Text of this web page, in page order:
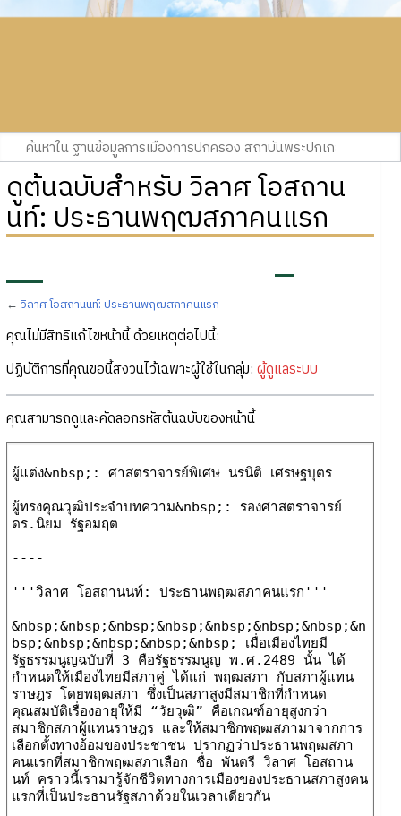
ดูต้นฉบับสำหรับ วิลาศ โอสถาน
นท์: ประธานพฤฒสภาคนแรก
← วิลาศ โอสถานนท์: ประธานพฤฒสภาคนแรก
คุณไม่มีสิทธิแก้ไขหน้านี้ ด้วยเหตุต่อไปนี้:
ปฏิบัติการที่คุณขอนี้สงวนไว้เฉพาะผู้ใช้ในกลุ่ม: ผู้ดูแลระบบ
คุณสามารถดูและคัดลอกรหัสต้นฉบับของหน้านี้